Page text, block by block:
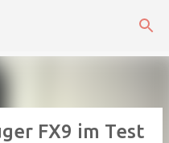
FX9 im Test